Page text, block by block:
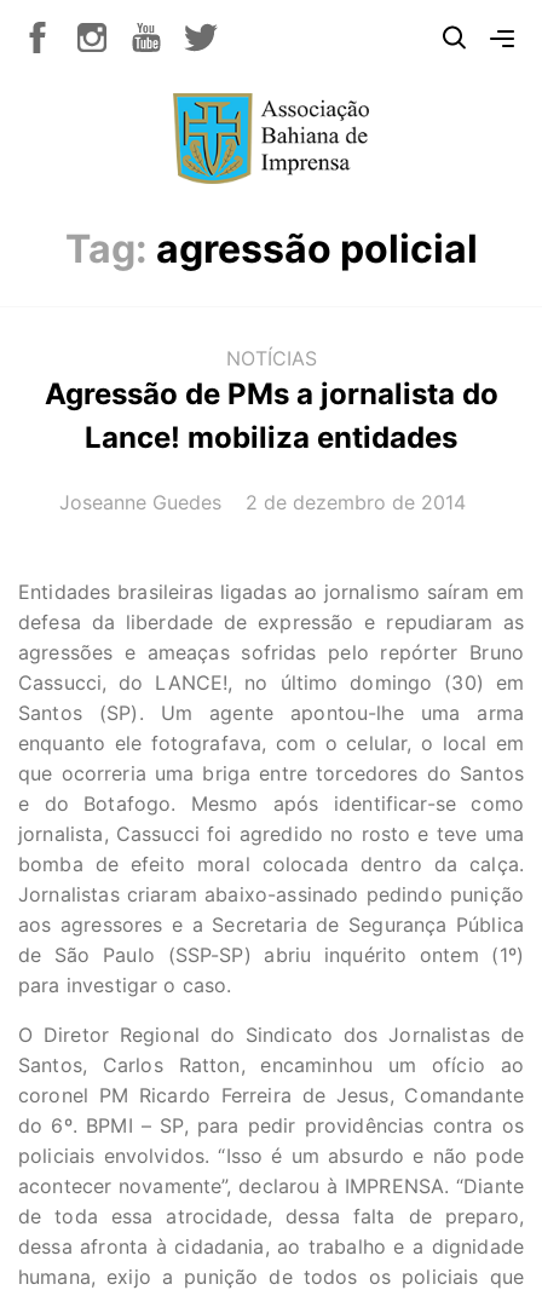
Tag: agressão policial
NOTÍCIAS
Agressão de PMs a jornalista do
Lance! mobiliza entidades
AUTOR(A):
Joseanne Guedes DATA:
2 de dezembro de 2014
Entidades brasileiras ligadas ao jornalismo saíram em
defesa da liberdade de expressão e repudiaram as
agressões e ameaças sofridas pelo repórter Bruno
Cassucci, do LANCE!, no último domingo (30) em
Santos (SP). Um agente apontou-lhe uma arma
enquanto ele fotografava, com o celular, o local em
que ocorreria uma briga entre torcedores do Santos
e do Botafogo. Mesmo após identificar-se como
jornalista, Cassucci foi agredido no rosto e teve uma
bomba de efeito moral colocada dentro da calça.
Jornalistas criaram abaixo-assinado pedindo punição
aos agressores e a Secretaria de Segurança Pública
de São Paulo (SSP-SP) abriu inquérito ontem (1º)
para investigar o caso.
O Diretor Regional do Sindicato dos Jornalistas de
Santos, Carlos Ratton, encaminhou um ofício ao
coronel PM Ricardo Ferreira de Jesus, Comandante
do 6º. BPMI – SP, para pedir providências contra os
policiais envolvidos. “Isso é um absurdo e não pode
acontecer novamente”, declarou à IMPRENSA. “Diante
de toda essa atrocidade, dessa falta de preparo,
dessa afronta à cidadania, ao trabalho e a dignidade
humana, exijo a punição de todos os policiais que